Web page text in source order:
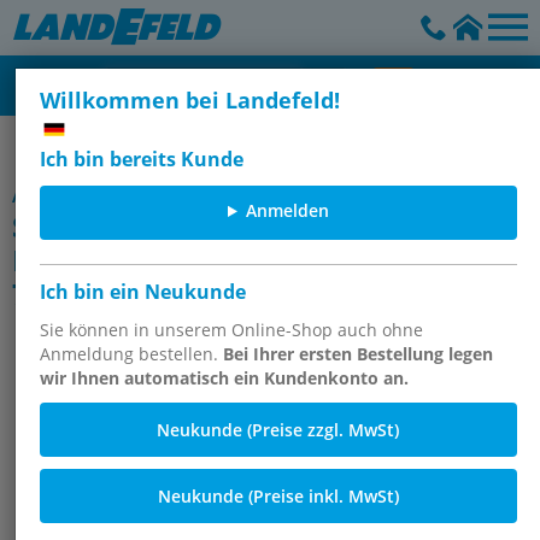
Willkommen bei Landefeld!
Ich bin bereits Kunde
Anmelden
Ich bin ein Neukunde
Sie können in unserem Online-Shop auch ohne
Anmeldung bestellen. Bei Ihrer ersten Bestellung legen
wir Ihnen automatisch ein Kundenkonto an.
Neukunde (Preise zzgl. MwSt)
Neukunde (Preise inkl. MwSt)
Verbindungstechnik - Schrauben, Muttern & Normteile
Artikelgruppe
Senkschrauben mit
Innensechskant, ISO 10642 (DIN
7991)